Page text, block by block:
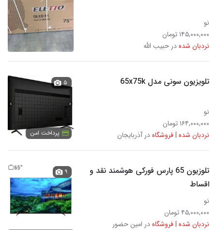
نو
۱۴۵,۰۰۰,۰۰۰ تومان
نردبان شدهدر حبیب الله
تلویزیون سونی مدل 65x75k
نو
۱۶۴,۰۰۰,۰۰۰ تومان
نردبان شده | فروشگاهدر آذربایجان
۵
پرداخت امن
تلوزیون 65 پارس فورکی هوشمند نقد و
اقساط
نو
۴۵,۰۰۰,۰۰۰ تومان
نردبان شده | فروشگاهدر امین حضور
۹